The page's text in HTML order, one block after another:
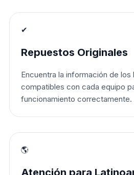
✔
Repuestos Originales
Encuentra la información de
compatibles con cada equipo
funcionamiento correctamente.
🌎
Atención para